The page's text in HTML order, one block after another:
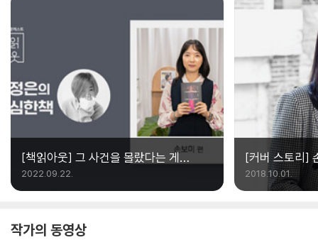
[책읽아웃] 그 사건을 몰랐다는 게
충격적이었어요 (G. 손보미 소설가)
2022.09.22.
[커버 스토리]
시간
2018.10.01.
작가의 동영상